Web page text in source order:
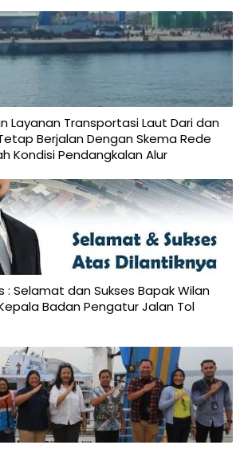
Layanan Transportasi Laut Dari dan
Berjalan Dengan Skema Rede
Kondisi Pendangkalan Alur
: Selamat dan Sukses Bapak Wilan
Badan Pengatur Jalan Tol